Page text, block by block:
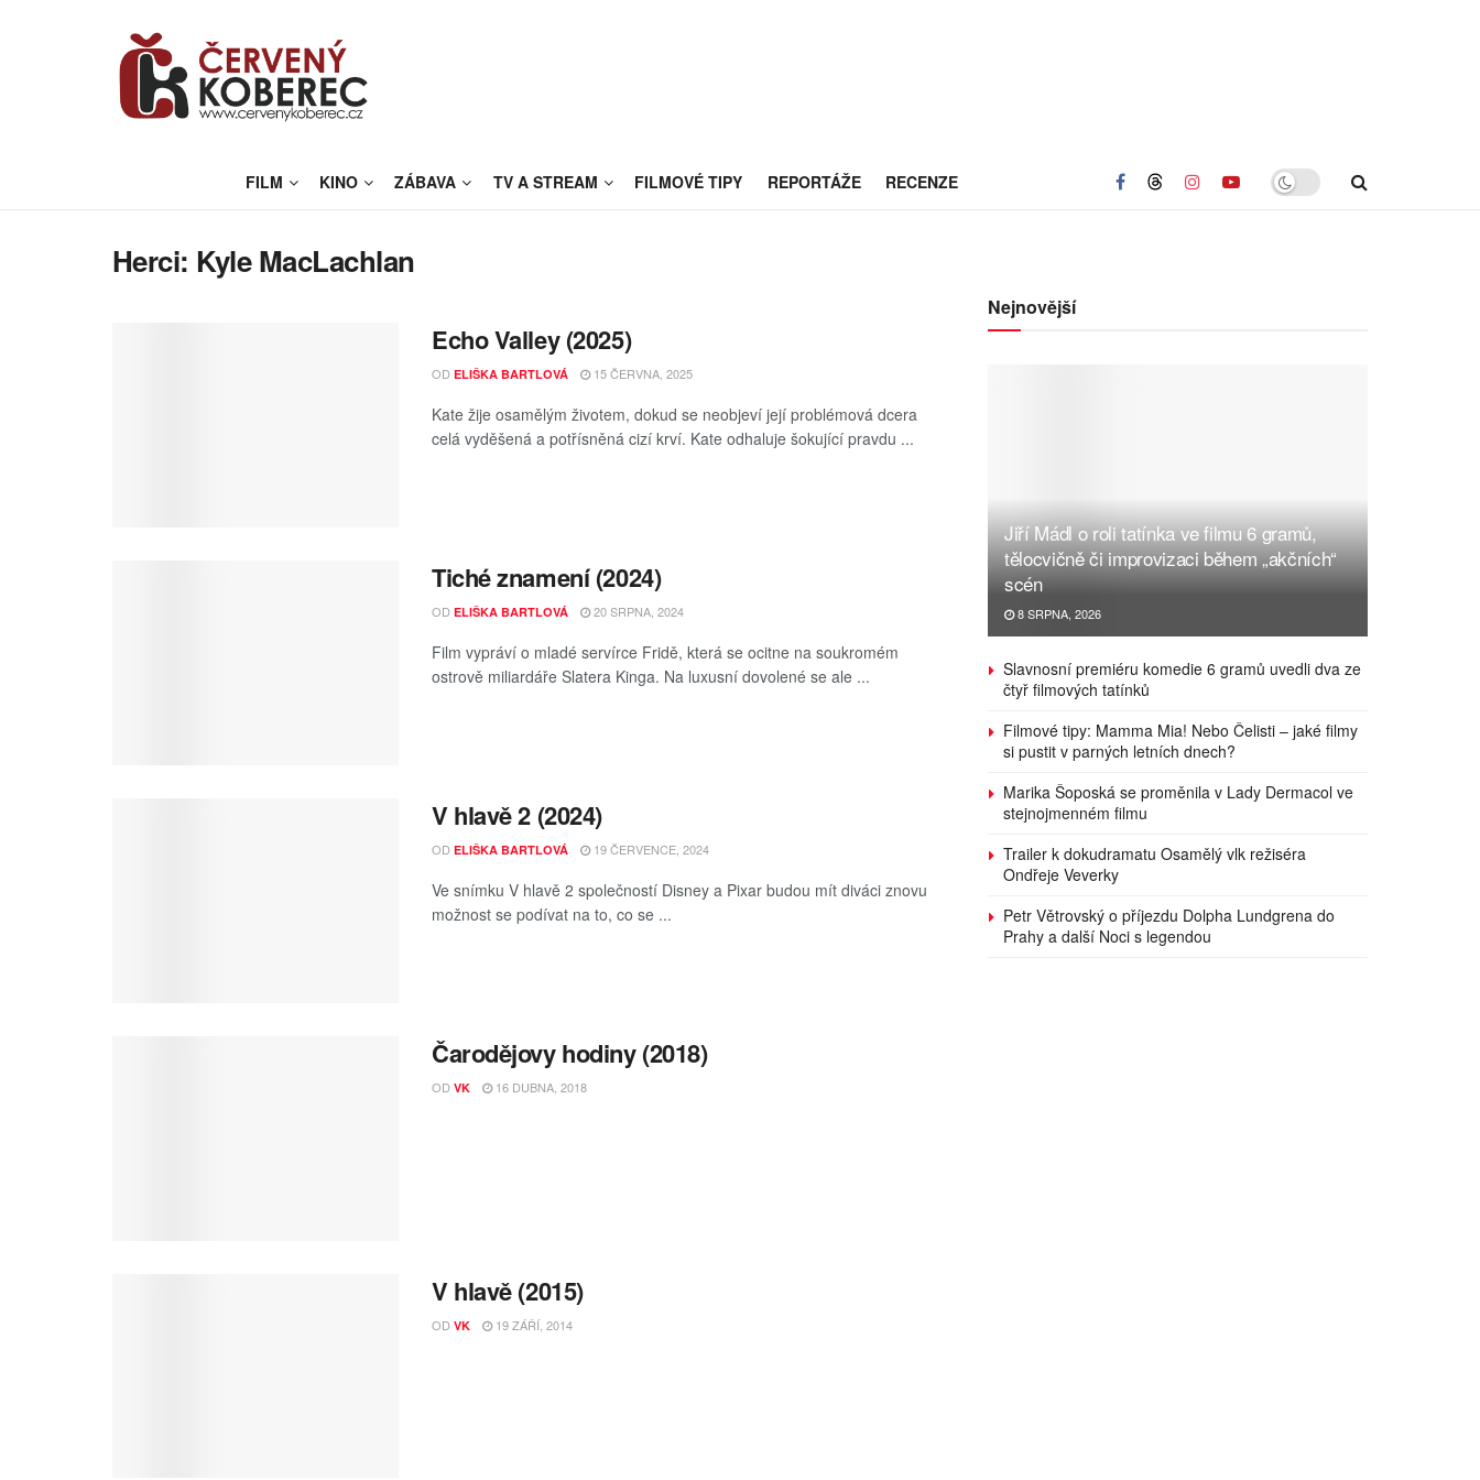
FILM KINO ZÁBAVA TV A STREAM FILMOVÉ TIPY REPORTÁŽE RECENZE
Herci: Kyle MacLachlan
Echo Valley (2025)
OD ELIŠKA BARTLOVÁ 15 ČERVNA, 2025
Kate žije osamělým životem, dokud se neobjeví její problémová dcera
celá vyděšená a potřísněná cizí krví. Kate odhaluje šokující pravdu ...
Tiché znamení (2024)
OD ELIŠKA BARTLOVÁ 20 SRPNA, 2024
Film vypráví o mladé servírce Fridě, která se ocitne na soukromém
ostrově miliardáře Slatera Kinga. Na luxusní dovolené se ale ...
V hlavě 2 (2024)
OD ELIŠKA BARTLOVÁ 19 ČERVENCE, 2024
Ve snímku V hlavě 2 společností Disney a Pixar budou mít diváci znovu
možnost se podívat na to, co se ...
Čarodějovy hodiny (2018)
OD VK 16 DUBNA, 2018
V hlavě (2015)
OD VK 19 ZÁŘÍ, 2014
Nejnovější
Jiří Mádl o roli tatínka ve filmu 6 gramů,
tělocvičně či improvizaci během „akčních“
scén
8 SRPNA, 2026
Slavnosní premiéru komedie 6 gramů uvedli dva ze
čtyř filmových tatínků
Filmové tipy: Mamma Mia! Nebo Čelisti – jaké filmy
si pustit v parných letních dnech?
Marika Šoposká se proměnila v Lady Dermacol ve
stejnojmenném filmu
Trailer k dokudramatu Osamělý vlk režiséra
Ondřeje Veverky
Petr Větrovský o příjezdu Dolpha Lundgrena do
Prahy a další Noci s legendou